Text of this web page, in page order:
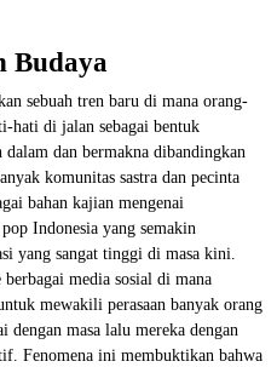
Budaya
sebuah tren baru di mana orang-
hati di jalan sebagai bentuk
dan bermakna dibandingkan
komunitas sastra dan pecinta
bahan kajian mengenai
Indonesia yang semakin
yang sangat tinggi di masa kini.
media sosial di mana
mewakili perasaan banyak orang
dengan masa lalu mereka dengan
Fenomena ini membuktikan bahwa